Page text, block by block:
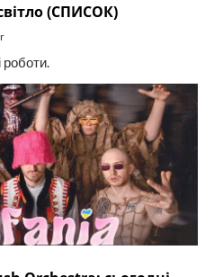
(СПИСОК)
роботи.